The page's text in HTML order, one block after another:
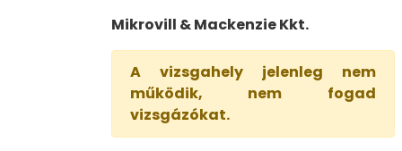
Mikrovill & Mackenzie Kkt.
A vizsgahely jelenleg nem
működik, nem fogad
vizsgázókat.